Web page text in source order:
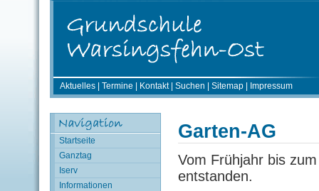
Aktuelles| Termine Kontakt| Suchen Sitemap| Impressum
Startseite
Ganztag
Iserv
Informationen
Garten-AG
Vom Frühjahr bis
entstanden.